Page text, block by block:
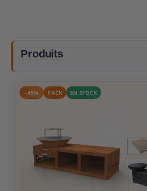
Produits
-45% PACK EN STOCK